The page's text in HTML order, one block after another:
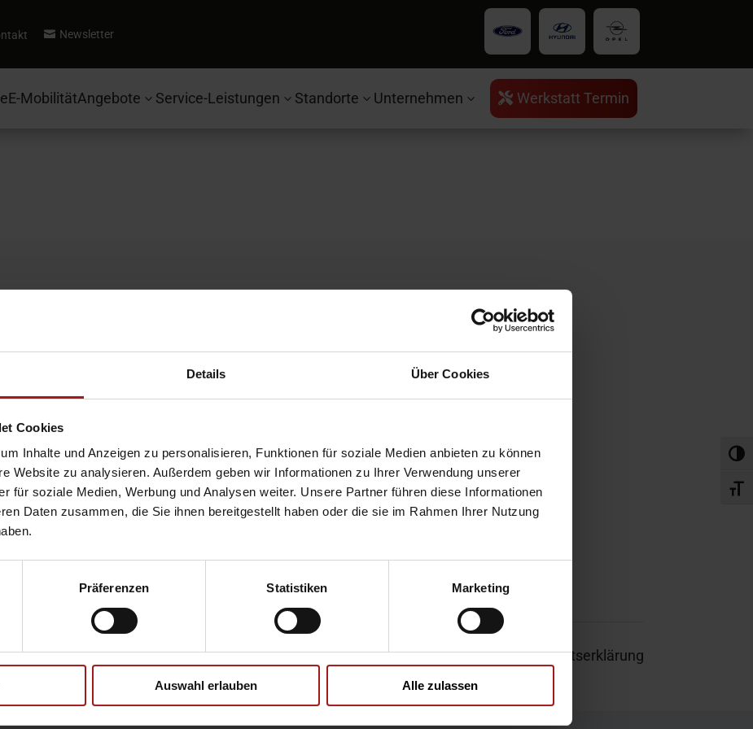
Details Über Cookies
Cookies
Inhalte und Anzeigen zu personalisieren, Funktionen für soziale Medien anbieten zu können
Website zu analysieren. Außerdem geben wir Informationen zu Ihrer Verwendung unserer
für soziale Medien, Werbung und Analysen weiter. Unsere Partner führen diese Informationen
Daten zusammen, die Sie ihnen bereitgestellt haben oder die sie im Rahmen Ihrer Nutzung
Präferenzen Statistiken Marketing
Auswahl erlauben Alle zulassen
 Newsletter
E-MobilitätAngebote 3 Service-Leistungen 3 Standorte 3 Unternehmen 3  Werkstatt Termin
Ford
Opel
Beratungstermin
Probefahrt
Ebbinghaus Ford Store – Bochum
Ebbinghaus in Hamm
Datenschutzerklärung|Impressum|Garantie|Barrierefreiheitserklärung